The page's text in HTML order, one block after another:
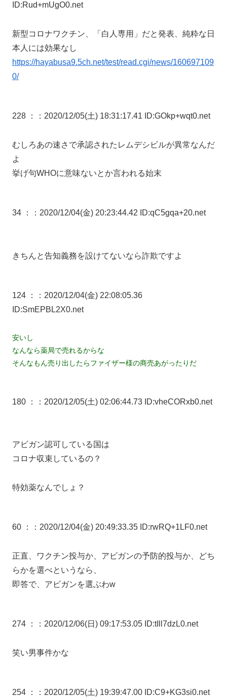
ID:Rud+mUgO0.net
新型コロナワクチン、「白人専用」だと発表、純粋な日
本人には効果なし
https://hayabusa9.5ch.net/test/read.cgi/news/160697109
0/
228 ： ：2020/12/05(土) 18:31:17.41 ID:GOkp+wqt0.net
むしろあの速さで承認されたレムデシビルが異常なんだ
よ
挙げ句WHOに意味ないとか言われる始末
34 ： ：2020/12/04(金) 20:23:44.42 ID:qC5gqa+20.net
きちんと告知義務を設けてないなら詐欺ですよ
124 ：
：2020/12/04(金) 22:08:05.36
ID:SmEPBL2X0.net
安いし
なんなら薬局で売れるからな
そんなもん売り出したらファイザー様の商売あがったりだ
180 ： ：2020/12/05(土) 02:06:44.73 ID:vheCORxb0.net
アビガン認可している国は
コロナ収束しているの？
特効薬なんでしょ？
60 ： ：2020/12/04(金) 20:49:33.35 ID:rwRQ+1LF0.net
正直、ワクチン投与か、アビガンの予防的投与か、どち
らかを選べというなら、
即答で、アビガンを選ぶわw
274 ： ：2020/12/06(日) 09:17:53.05 ID:tIll7dzL0.net
笑い男事件かな
254 ： ：2020/12/05(土) 19:39:47.00 ID:C9+KG3si0.net